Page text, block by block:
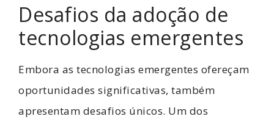
Desafios da adoção de
tecnologias emergentes
Embora as tecnologias emergentes ofereçam
oportunidades significativas, também
apresentam desafios únicos. Um dos